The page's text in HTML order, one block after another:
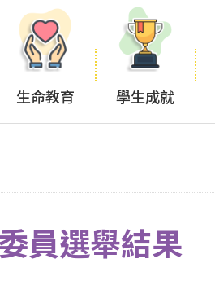
生命教育 學生成就
員選舉結果